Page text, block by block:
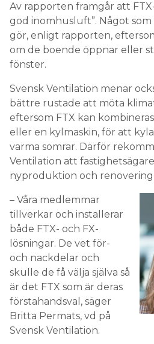
Av rapporten framgår att
god inomhusluft”. Något
gör, enligt rapporten,
om de boende öppnar eller
fönster.
Svensk Ventilation menar
bättre rustade att möta
eftersom FTX kan
eller en kylmaskin, för att
varma somrar. Därför
Ventilation att
nyproduktion och
– Våra medlemmar
tillverkar och installerar
både FTX- och FX-
lösningar. De vet för-
och nackdelar och
skulle de få välja själva så
är det FTX som är deras
förstahandsval, säger
Britta Permats, vd på
Svensk Ventilation.